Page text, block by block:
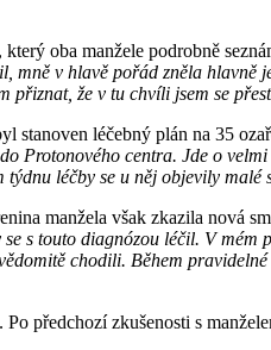
oba manžele podrobně
v hlavě pořád zněla
přiznat, že v tu chvíli jsem se
stanoven léčebný plán na 35
Protonového centra. Jde o
léčby se u něj objevily
manžela však zkazila nová
s touto diagnózou léčil. V
chodili. Během
předchozí zkušenosti s